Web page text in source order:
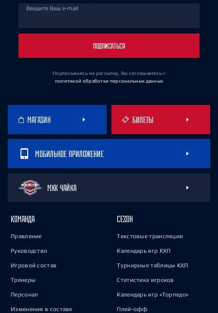
Введите Ваш e-mail
ПОДПИСАТЬСЯ
Подписываясь на рассылку, Вы соглашаетесь с
политикой обработки персональных данных
МАГАЗИН БИЛЕТЫ
МОБИЛЬНОЕ ПРИЛОЖЕНИЕ
МХК ЧАЙКА
КОМАНДА
Правление
Руководство
Игровой состав
Тренеры
Персонал
Изменения в составе
СЕЗОН
Текстовые трансляции
Календарь игр КХЛ
Турнирные таблицы КХЛ
Статистика игроков
Календарь игр «Торпедо»
Плей-офф